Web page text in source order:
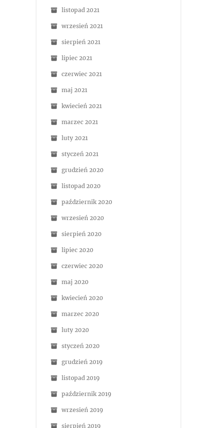
listopad 2021
wrzesień 2021
sierpień 2021
lipiec 2021
czerwiec 2021
maj 2021
kwiecień 2021
marzec 2021
luty 2021
styczeń 2021
grudzień 2020
listopad 2020
październik 2020
wrzesień 2020
sierpień 2020
lipiec 2020
czerwiec 2020
maj 2020
kwiecień 2020
marzec 2020
luty 2020
styczeń 2020
grudzień 2019
listopad 2019
październik 2019
wrzesień 2019
sierpień 2019